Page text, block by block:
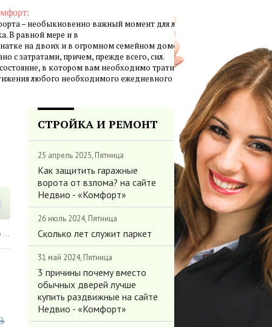
– необыкновенно важный момент для личной жизни
В равной мере и в
на двоих и в огромном семейном доме создание
с затратами, причем, прежде всего, сил.
в котором вам необходимо тратить минимум
любого необходимого ежедневного результата.
СТРОЙКА И РЕМОНТ
25 апрель 2025, Пятница
Как защитить гаражные
ворота от взлома? на сайте
Недвио - «Комфорт»
26 июль 2024, Пятница
Сколько лет служит паркет
31 май 2024, Пятница
3 причины почему вместо
обычных дверей лучше
купить раздвижные на сайте
Недвио - «Комфорт»